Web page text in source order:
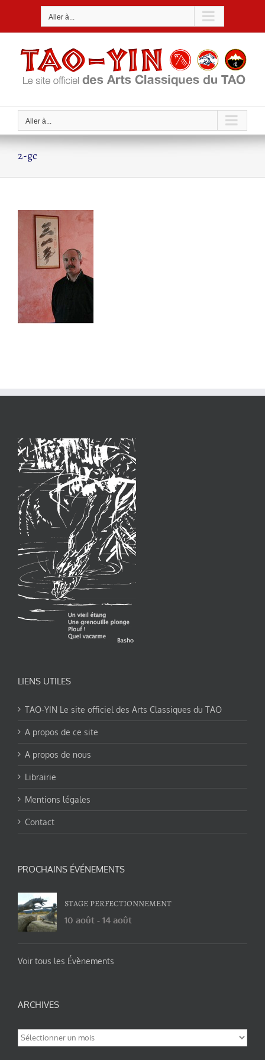
Aller à...
Aller à...
2-gc
LIENS UTILES
TAO-YIN Le site officiel des Arts Classiques du TAO
A propos de ce site
A propos de nous
Librairie
Mentions légales
Contact
PROCHAINS ÉVÉNEMENTS
STAGE PERFECTIONNEMENT
10 août - 14 août
Voir tous les Évènements
ARCHIVES
Archives